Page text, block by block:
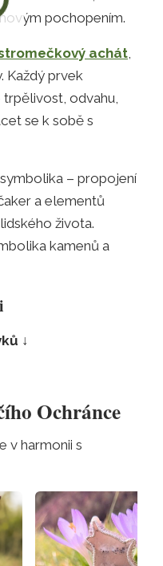
pochopením.
achát,
Každý prvek
trpělivost, odvahu,
se k sobě s
– propojení
a elementů
života.
kamenů a
↓
Ochránce
v harmonii s